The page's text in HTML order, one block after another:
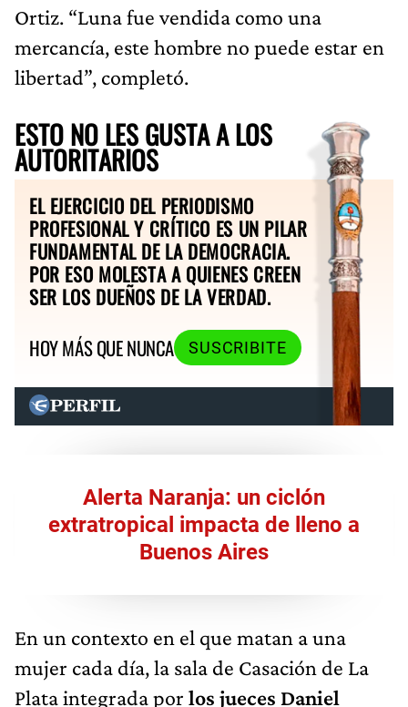
Ortiz. “Luna fue vendida como una
mercancía, este hombre no puede estar en
libertad”, completó.
ESTO NO LES GUSTA A LOS
AUTORITARIOS
EL EJERCICIO DEL PERIODISMO
PROFESIONAL Y CRÍTICO ES UN PILAR
FUNDAMENTAL DE LA DEMOCRACIA.
POR ESO MOLESTA A QUIENES CREEN
SER LOS DUEÑOS DE LA VERDAD.
HOY MÁS QUE NUNCA
SUSCRIBITE
Alerta Naranja: un ciclón
extratropical impacta de lleno a
Buenos Aires
En un contexto en el que matan a una
mujer cada día, la sala de Casación de La
Plata integrada por los jueces Daniel